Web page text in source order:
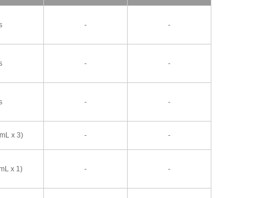
- -
- -
- -
x 3) - -
x 1) - -